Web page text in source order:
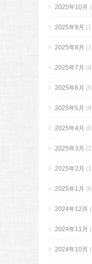
2025年10月
2025年9月
2025年8月
2025年7月
2025年6月
2025年5月
2025年4月
2025年3月
2025年2月
2025年1月
2024年12月
2024年11月
2024年10月